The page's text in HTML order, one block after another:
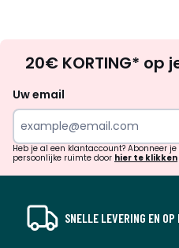
20€ KORTING* op
Uw email
Heb je al een klantaccount? Abonneer
persoonlijke ruimte door hier te klikken
SNELLE LEVERING EN OP